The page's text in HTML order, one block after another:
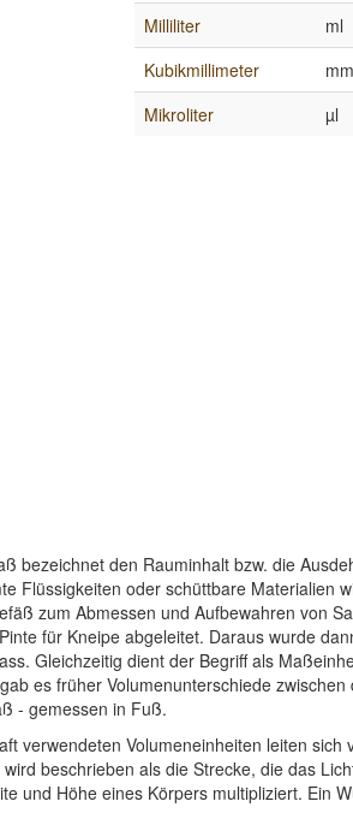
Milliliter
ml
Kubikmillimeter
Mikroliter
µl
bezeichnet den Rauminhalt bzw. die
Flüssigkeiten oder schüttbare Materialien
zum Abmessen und Aufbewahren von
für Kneipe abgeleitet. Daraus wurde
Gleichzeitig dient der Begriff als
es früher Volumenunterschiede
- gemessen in Fuß.
verwendeten Volumeneinheiten leiten
beschrieben als die Strecke, die das
und Höhe eines Körpers multipliziert. Ein